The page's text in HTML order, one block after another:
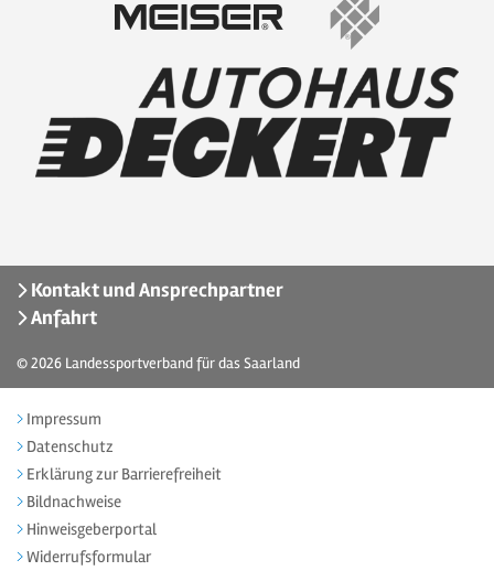
Kontakt und Ansprechpartner
Anfahrt
© 2026 Landessportverband für das Saarland
Impressum
Datenschutz
Erklärung zur Barrierefreiheit
Bildnachweise
Hinweisgeberportal
Widerrufsformular